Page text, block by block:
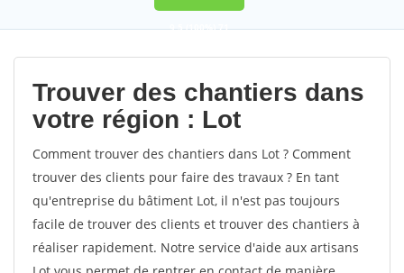
9,5(100%)71
votes
Trouver des chantiers dans
votre région : Lot
Comment trouver des chantiers dans Lot ? Comment
trouver des clients pour faire des travaux ? En tant
qu'entreprise du bâtiment Lot, il n'est pas toujours
facile de trouver des clients et trouver des chantiers à
réaliser rapidement. Notre service d'aide aux artisans